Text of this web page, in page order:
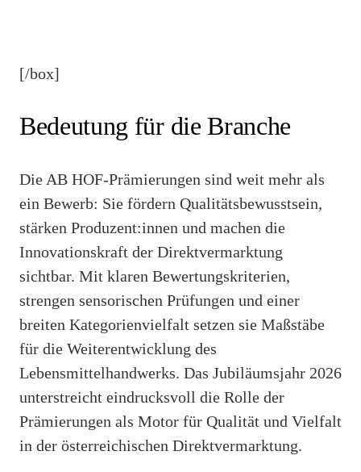
[/box]
Bedeutung für die Branche
Die AB HOF-Prämierungen sind weit mehr als
ein Bewerb: Sie fördern Qualitätsbewusstsein,
stärken Produzent:innen und machen die
Innovationskraft der Direktvermarktung
sichtbar. Mit klaren Bewertungskriterien,
strengen sensorischen Prüfungen und einer
breiten Kategorienvielfalt setzen sie Maßstäbe
für die Weiterentwicklung des
Lebensmittelhandwerks. Das Jubiläumsjahr 2026
unterstreicht eindrucksvoll die Rolle der
Prämierungen als Motor für Qualität und Vielfalt
in der österreichischen Direktvermarktung.